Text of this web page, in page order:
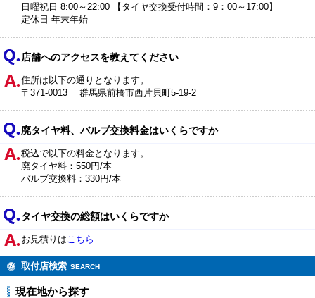
日曜祝日 8:00～22:00 【タイヤ交換受付時間：9：00～17:00】
定休日 年末年始
店舗へのアクセスを教えてください
住所は以下の通りとなります。
〒371-0013 群馬県前橋市西片貝町5-19-2
廃タイヤ料、バルブ交換料金はいくらですか
税込で以下の料金となります。
廃タイヤ料：550円/本
バルブ交換料：330円/本
タイヤ交換の総額はいくらですか
お見積りはこちら
取付店検索 SEARCH
現在地から探す